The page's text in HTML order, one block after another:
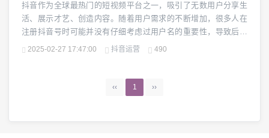
抖音作为全球最热门的短视频平台之一，吸引了无数用户分享生
活、展示才艺、创造内容。随着用户需求的不断增加，很多人在
注册抖音号时可能并没有仔细考虑过用户名的重要性，导致后来
发现自己当初随意设置的抖音号不再符合个人形象或品牌定位。
快速、顺利地完成抖音号的更换。无论你是想更新个人品牌，...
2025-02-27 17:47:00 抖音运营 490
‹‹ 1 ››